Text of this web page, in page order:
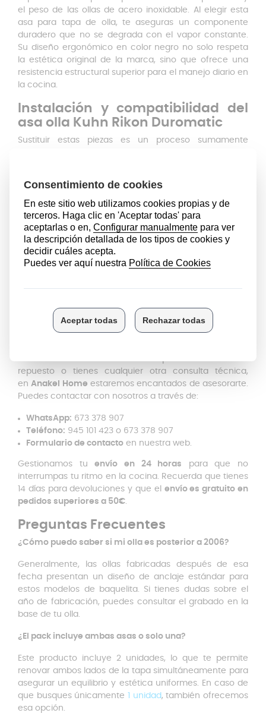
el peso de las ollas de acero inoxidable. Al elegir esta
asa para tapa de olla, te aseguras un componente
duradero que no se degrada con el vapor constante.
Su diseño ergonómico en color negro no solo respeta
la estética original de la marca, sino que ofrece una
resistencia estructural superior para el manejo diario en
la cocina.
Instalación y compatibilidad del
asa olla Kuhn Rikon Duromatic
Sustituir estas piezas es un proceso sumamente
compatible exclusivamente con las ollas a presión
Kuhn Rikon Duromatic Inox fabricadas a partir del año
2006. Debido a los cambios en el diseño de los anclajes
de la marca, si tu olla es anterior a esa fecha, este
componente no encajará correctamente.
Es fundamental tener en cuenta que, aunque el
Duromaticno incluye los tornillos de sujeción, por lo
Con este asa olla Kuhn Rikon Duromatic, tu olla
Duromatic volverá a lucir y funcionar con la precisión
repuesto o tienes cualquier otra consulta técnica,
enAnakel Home estaremos encantados de asesorarte.
Puedes contactar con nosotros a través de:
WhatsApp: 673 378 907
Teléfono: 945 101 423 o 673 378 907
Formulario de contacto en nuestra web.
Gestionamos tuenvío en 24 horas para que no
interrumpas tu ritmo en la cocina. Recuerda que tienes
14 días para devoluciones y que el envío es gratuito en
pedidos superiores a 50€.
Preguntas Frecuentes
¿Cómo puedo saber si mi olla es posterior a 2006?
Generalmente, las ollas fabricadas después de esa
fecha presentan un diseño de anclaje estándar para
estos modelos de baquelita. Si tienes dudas sobre el
año de fabricación, puedes consultar el grabado en la
base de tu olla.
¿El pack incluye ambas asas o solo una?
Este producto incluye 2 unidades, lo que te permite
renovar ambos lados de la tapa simultáneamente para
asegurar un equilibrio y estética uniformes. En caso de
que busques únicamente
1 unidad, también ofrecemos
esa opción.